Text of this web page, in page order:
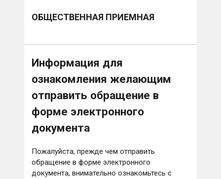
ОБЩЕСТВЕННАЯ ПРИЕМНАЯ
Информация для
ознакомления желающим
отправить обращение в
форме электронного
документа
Пожалуйста, прежде чем отправить
обращение в форме электронного
документа, внимательно ознакомьтесь с